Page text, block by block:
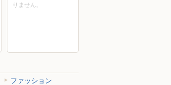
りません。
ファッション